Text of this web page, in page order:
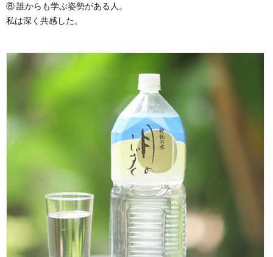
⑧ 誰からも学ぶ姿勢がある人。
私は深く共感した。